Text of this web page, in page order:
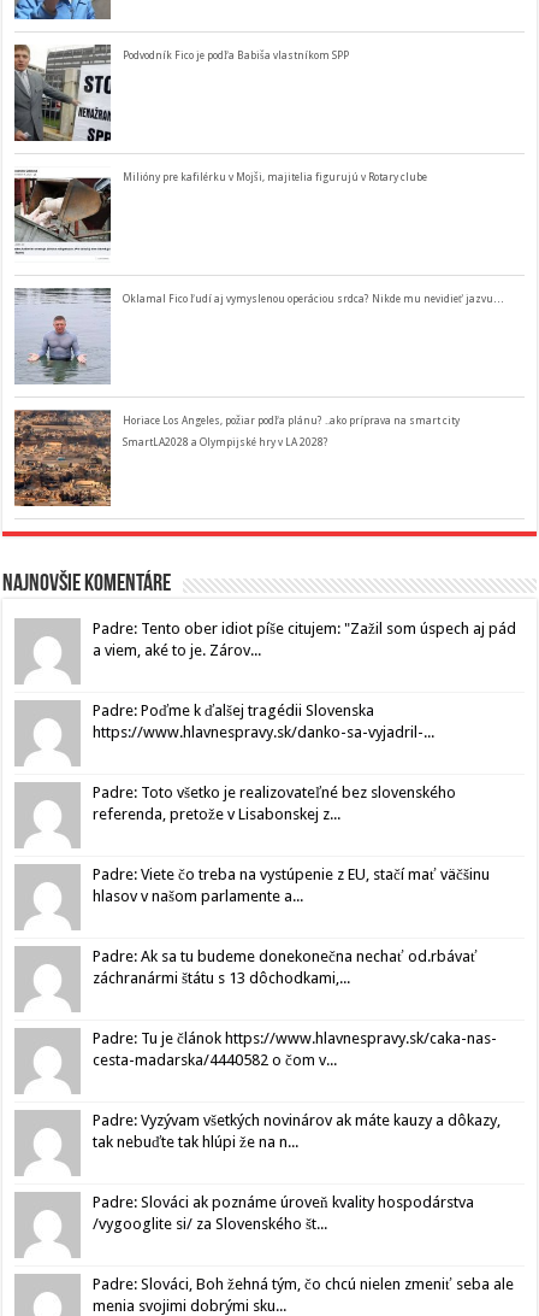
Podvodník Fico je podľa Babiša vlastníkom SPP
Milióny pre kafilérku v Mojši, majitelia figurujú v Rotary clube
Oklamal Fico ľudí aj vymyslenou operáciou srdca? Nikde mu nevidieť jazvu…
Horiace Los Angeles, požiar podľa plánu? ..ako príprava na smart city
SmartLA2028 a Olympijské hry v LA 2028?
Najnovšie komentáre
Padre: Tento ober idiot píše citujem: "Zažil som úspech aj pád
a viem, aké to je. Zárov...
Padre: Poďme k ďalšej tragédii Slovenska
https://www.hlavnespravy.sk/danko-sa-vyjadril-...
Padre: Toto všetko je realizovateľné bez slovenského
referenda, pretože v Lisabonskej z...
Padre: Viete čo treba na vystúpenie z EU, stačí mať väčšinu
hlasov v našom parlamente a...
Padre: Ak sa tu budeme donekonečna nechať od.rbávať
záchranármi štátu s 13 dôchodkami,...
Padre: Tu je článok https://www.hlavnespravy.sk/caka-nas-
cesta-madarska/4440582 o čom v...
Padre: Vyzývam všetkých novinárov ak máte kauzy a dôkazy,
tak nebuďte tak hlúpi že na n...
Padre: Slováci ak poznáme úroveň kvality hospodárstva
/vygooglite si/ za Slovenského št...
Padre: Slováci, Boh žehná tým, čo chcú nielen zmeniť seba ale
menia svojimi dobrými sku...